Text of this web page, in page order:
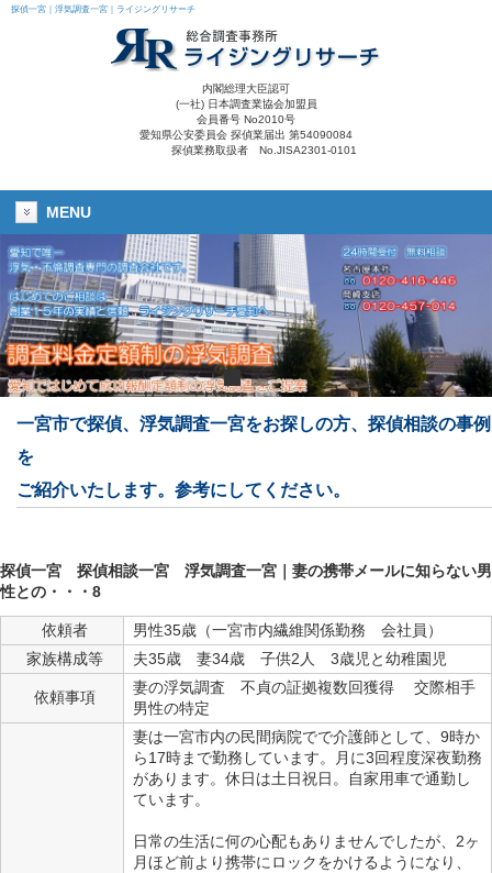
探偵一宮｜浮気調査一宮｜ライジングリサーチ
内閣総理大臣認可
(一社) 日本調査業協会加盟員
会員番号 No2010号
愛知県公安委員会 探偵業届出 第54090084
探偵業務取扱者 No.JISA2301-0101
MENU
一宮市で探偵、浮気調査一宮をお探しの方、探偵相談の事例
を
ご紹介いたします。参考にしてください。
探偵一宮 探偵相談一宮 浮気調査一宮 ｜妻の携帯メールに知らない男
性との・・・8
依頼者
男性35歳（一宮市内繊維関係勤務 会社員）
家族構成等
夫35歳 妻34歳 子供2人 3歳児と幼稚園児
依頼事項
妻の浮気調査 不貞の証拠複数回獲得 交際相手
男性の特定
妻は一宮市内の民間病院でで介護師として、9時か
ら17時まで勤務しています。月に3回程度深夜勤務
があります。休日は土日祝日。自家用車で通勤し
ています。
日常の生活に何の心配もありませんでしたが、2ヶ
月ほど前より携帯にロックをかけるようになり、